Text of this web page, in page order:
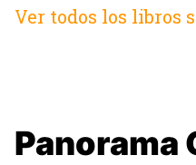
Ver todos los libros
Panorama